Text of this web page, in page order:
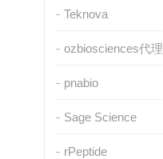
Teknova
ozbiosciences代理
pnabio
Sage Science
rPeptide